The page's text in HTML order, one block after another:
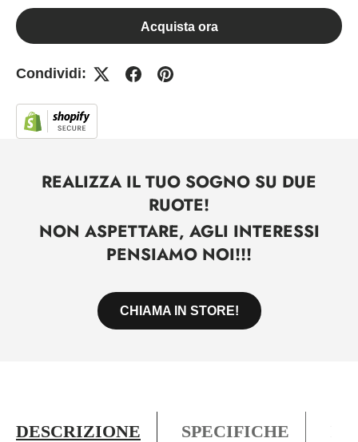
Acquista ora
Condividi:
REALIZZA IL TUO SOGNO SU DUE
RUOTE!
NON ASPETTARE, AGLI INTERESSI
PENSIAMO NOI!!!
CHIAMA IN STORE!
DESCRIZIONE SPECIFICHE